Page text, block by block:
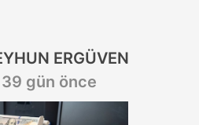
ERGÜVEN
gün önce